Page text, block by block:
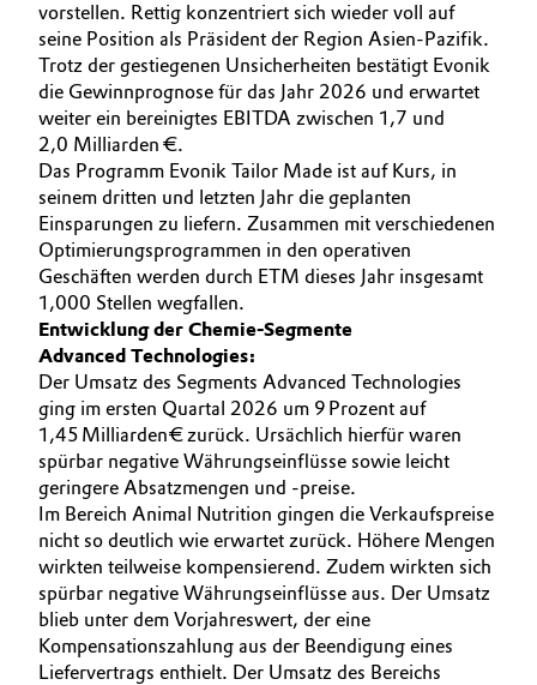
vorstellen. Rettig konzentriert sich wieder voll auf
seine Position als Präsident der Region Asien-Pazifik.
Trotz der gestiegenen Unsicherheiten bestätigt Evonik
die Gewinnprognose für das Jahr 2026 und erwartet
weiter ein bereinigtes EBITDA zwischen 1,7 und
2,0 Milliarden €.
Das Programm Evonik Tailor Made ist auf Kurs, in
seinem dritten und letzten Jahr die geplanten
Einsparungen zu liefern. Zusammen mit verschiedenen
Optimierungsprogrammen in den operativen
Geschäften werden durch ETM dieses Jahr insgesamt
1,000 Stellen wegfallen.
Entwicklung der Chemie-Segmente
Advanced Technologies:
Der Umsatz des Segments Advanced Technologies
ging im ersten Quartal 2026 um 9 Prozent auf
1,45 Milliarden € zurück. Ursächlich hierfür waren
spürbar negative Währungseinflüsse sowie leicht
geringere Absatzmengen und -preise.
Im Bereich Animal Nutrition gingen die Verkaufspreise
nicht so deutlich wie erwartet zurück. Höhere Mengen
wirkten teilweise kompensierend. Zudem wirkten sich
spürbar negative Währungseinflüsse aus. Der Umsatz
blieb unter dem Vorjahreswert, der eine
Kompensationszahlung aus der Beendigung eines
Liefervertrags enthielt. Der Umsatz des Bereichs